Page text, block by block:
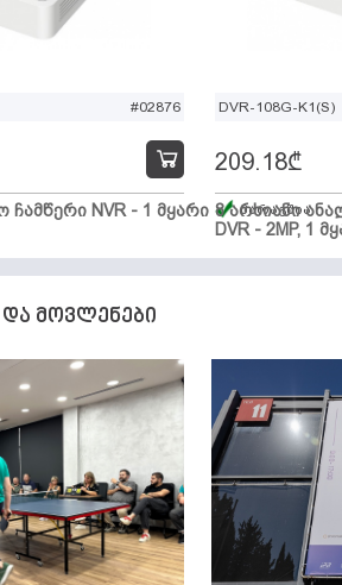
#02876
ჩამწერი NVR - 1 მყარი
DVR-108G-K1(S)
8 არხიანი
DVR - 2MP, 1
209.18₾
მარაგშია
მოვლენები